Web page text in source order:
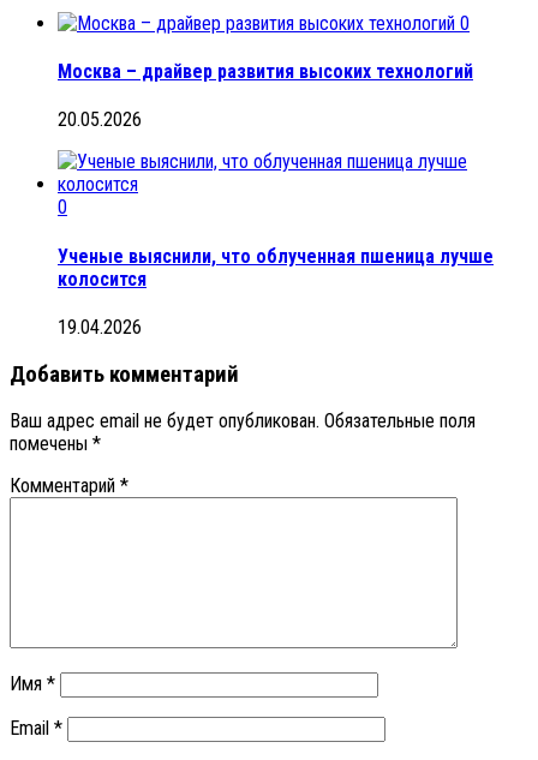
0
Москва – драйвер развития высоких технологий
20.05.2026
0
Ученые выяснили, что облученная пшеница лучше
колосится
19.04.2026
Добавить комментарий
Ваш адрес email не будет опубликован. Обязательные поля
помечены *
Комментарий *
Имя *
Email *